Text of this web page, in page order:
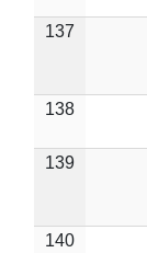
137
138
139
140